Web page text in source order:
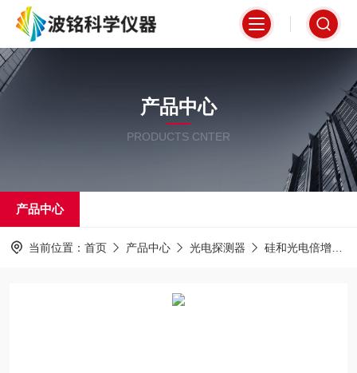
产品中心
PRODUCTS CNTER
产品中心
当前位置： 首页 产品中心 光电探测器 硅和光电倍增管